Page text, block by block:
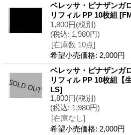
ベレッサ・ピナザンガ
リフィル PP 10枚組 [
1,800円(税別)
(税込: 1,980円)
[在庫数 10点]
希望小売価格: 2,000円
ベレッサ・ピナザンガ
リフィル PP 10枚組【
LS]
1,800円(税別)
(税込: 1,980円)
[在庫なし]
希望小売価格: 2,000円